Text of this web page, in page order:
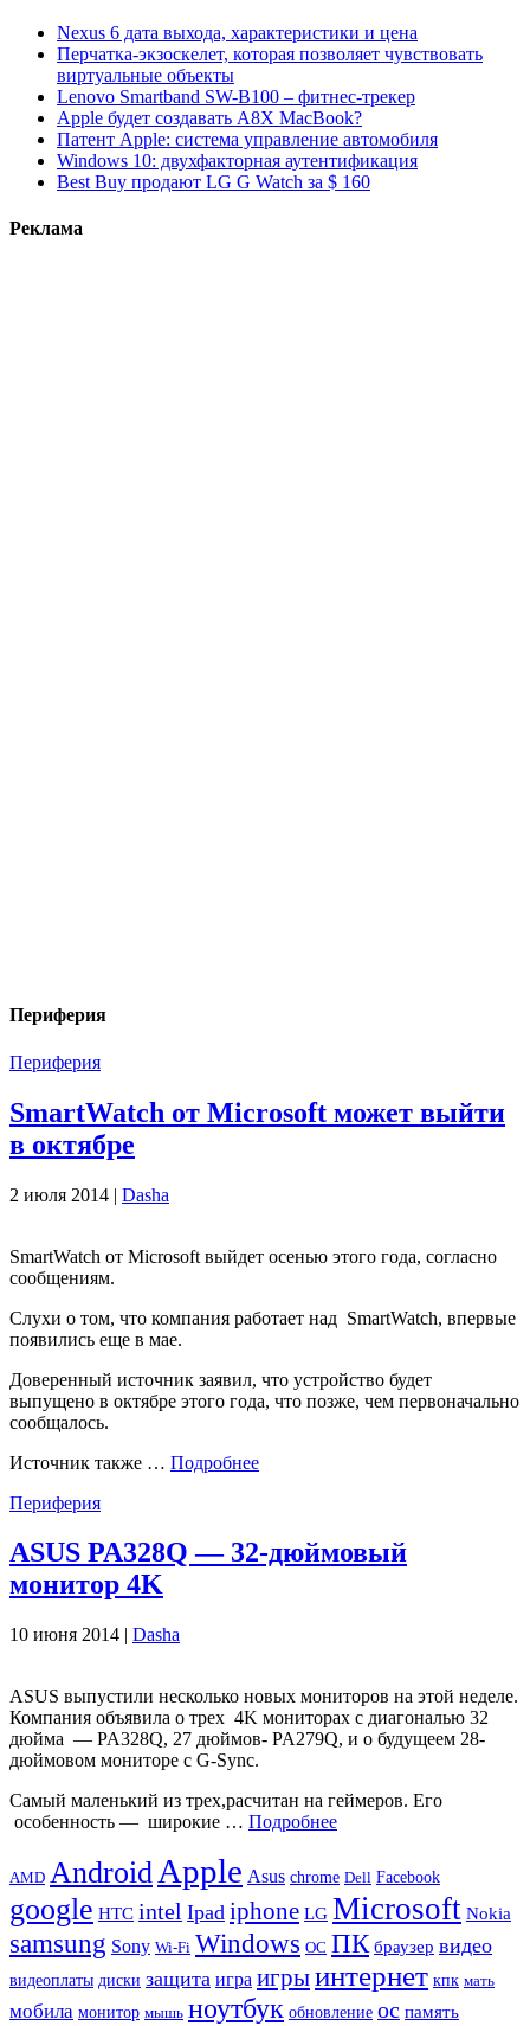
Nexus 6 дата выхода, характеристики и цена
Перчатка-экзоскелет, которая позволяет чувствовать
виртуальные объекты
Lenovo Smartband SW-B100 – фитнес-трекер
Apple будет создавать A8X MacBook?
Патент Apple: система управление автомобиля
Windows 10: двухфакторная аутентификация
Best Buy продают LG G Watch за $ 160
Реклама
Периферия
Периферия
SmartWatch от Microsoft может выйти
в октябре
2 июля 2014 | Dasha
SmartWatch от Microsoft выйдет осенью этого года, согласно
сообщениям.
Слухи о том, что компания работает над SmartWatch, впервые
появились еще в мае.
Доверенный источник заявил, что устройство будет
выпущено в октябре этого года, что позже, чем первоначально
сообщалось.
Источник также … Подробнее
Периферия
ASUS PA328Q — 32-дюймовый
монитор 4K
10 июня 2014 | Dasha
ASUS выпустили несколько новых мониторов на этой неделе.
Компания объявила о трех 4K мониторах с диагональю 32
дюйма — PA328Q, 27 дюймов- PA279Q, и о будущеем 28-
дюймовом мониторе с G-Sync.
Самый маленький из трех,расчитан ​​на геймеров. Его
особенность — широкие … Подробнее
AMD Android Apple Asus chrome Dell Facebook
google HTC intel Ipad iphone LG Microsoft Nokia
samsung Sony Wi-Fi Windows ОС ПК браузер видео
видеоплаты диски защита игра игрыинтернет кпк мать
мобила монитор мышь ноутбук обновление ос память